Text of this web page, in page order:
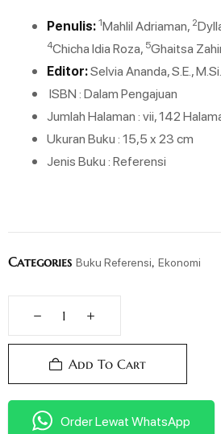
Penulis:1Mahlil Adriaman, 2
4Chicha Idia Roza, 5Ghaitsa
Editor:Selvia Ananda, S.E., M.Si.
ISBN : Dalam Pengajuan
Jumlah Halaman : vii, 142
Ukuran Buku : 15,5 x 23 cm
Jenis Buku : Referensi
Categories Buku Referensi, Ekonomi
Add To Cart
Order Lewat WhatsApp